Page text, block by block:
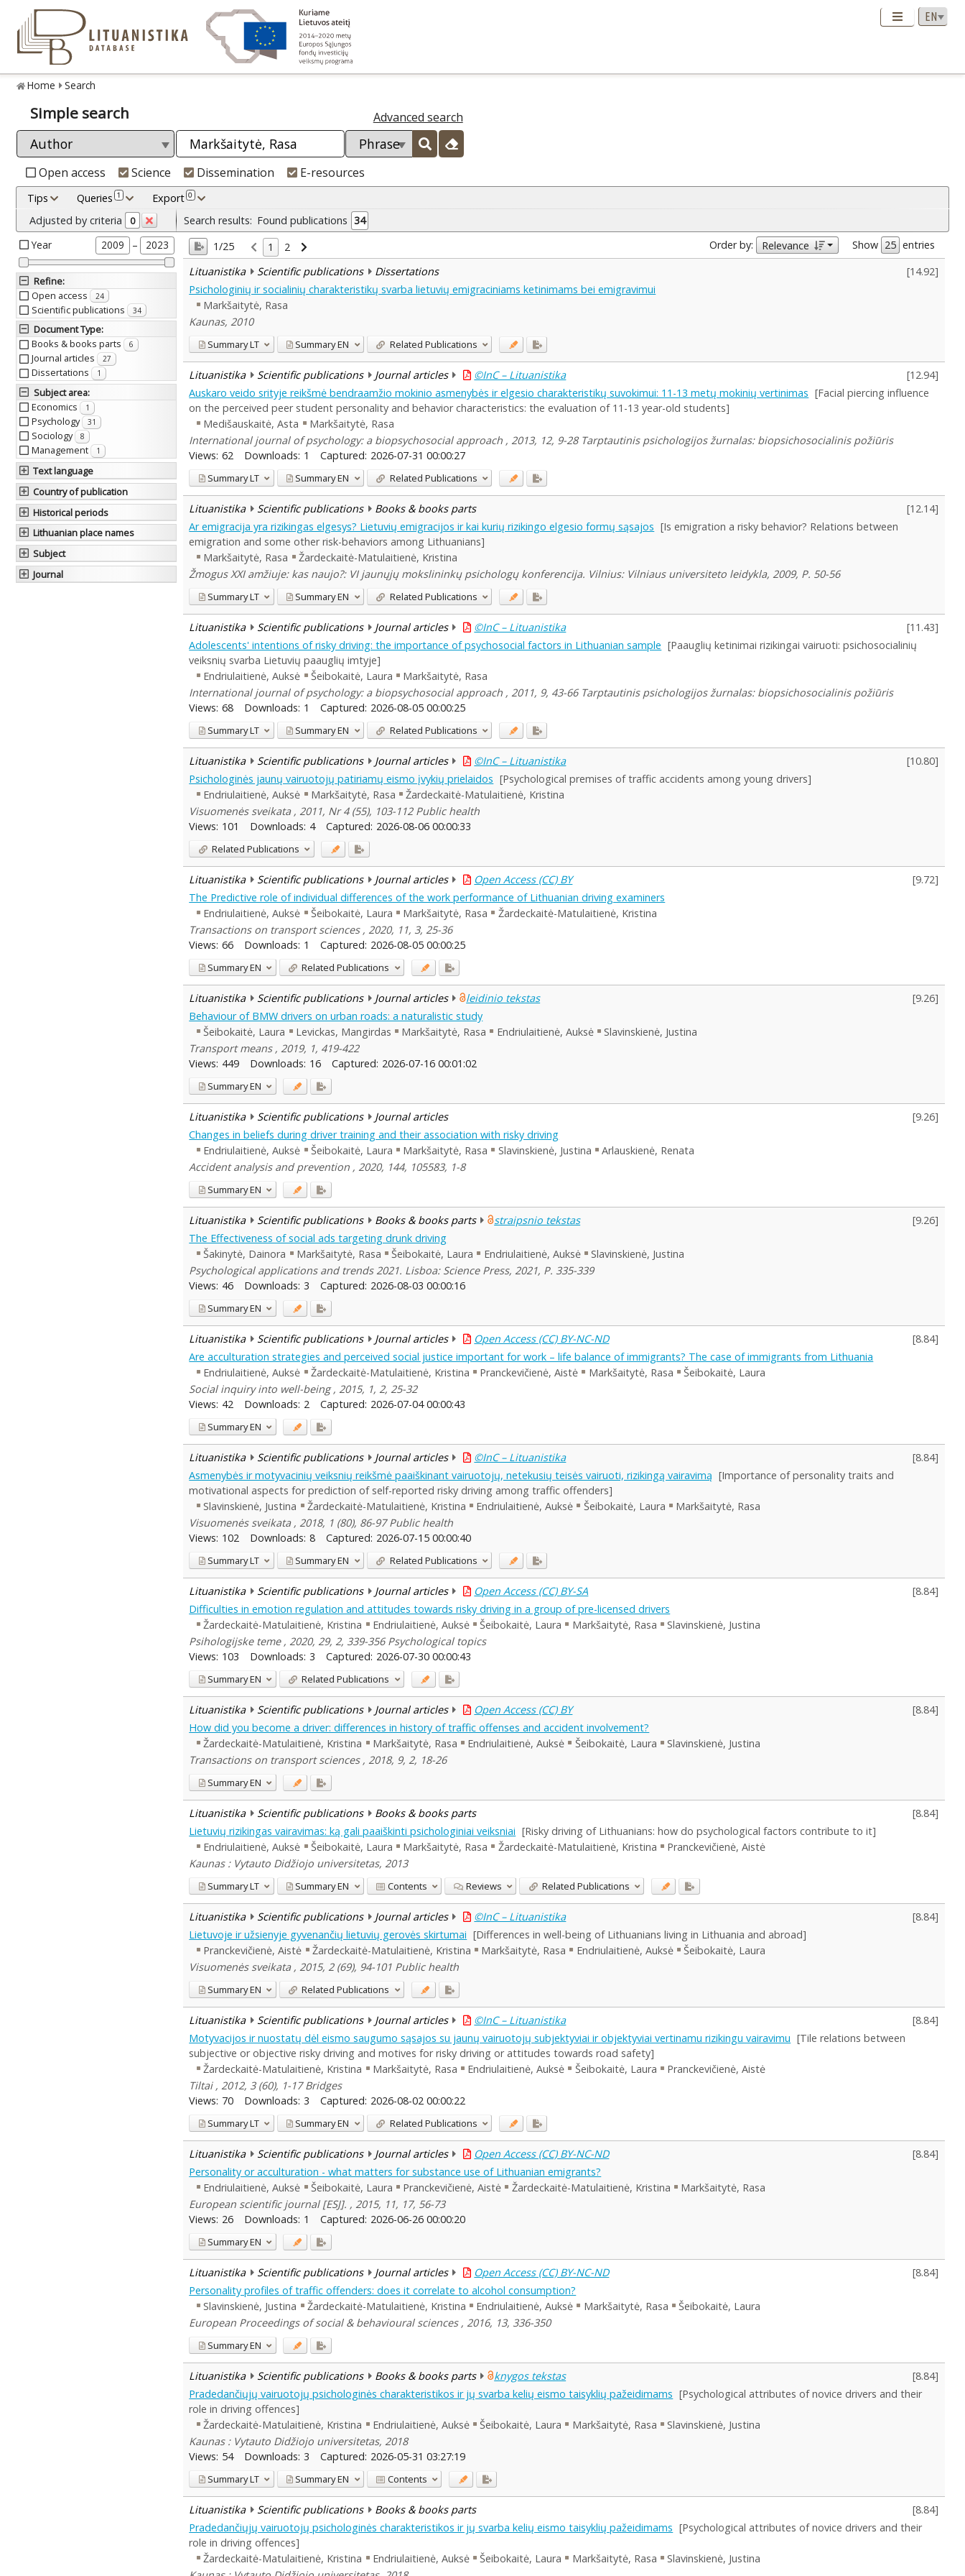
Home Search
Simple search Advanced search
Open access Science Dissemination E-resources
Tips Queries 1 Export 0
Adjusted by criteria 0
Year 2009 – 2023
Refine:
Open access
24
Scientific publications 34
Document Type:
Books & books parts
6
Journal articles 27
Dissertations 1
Subject area:
Economics
1
Psychology 31
Sociology 8
Management 1
Text language
Country of publication
Historical periods
Lithuanian place names
Subject
Journal
Search results: Found publications 34
1/25
1 2 Order by: Relevance Show
entries
Lituanistika
Scientific publications Dissertations [14.92]
Psichologinių ir socialinių charakteristikų svarba lietuvių emigraciniams ketinimams bei emigravimui
Markšaitytė, Rasa
Kaunas, 2010
SummaryLT SummaryEN Related Publications
Lituanistika Scientific publications Journal articles ©InC – Lituanistika [12.94]
Auskaro veido srityje reikšmė bendraamžio mokinio asmenybės ir elgesio charakteristikų suvokimui: 11-13 metų mokinių vertinimas [Facial piercing influence
on the perceived peer student personality and behavior characteristics: the evaluation of 11-13 year-old students]
Medišauskaitė, Asta
Markšaitytė, Rasa
International journal of psychology: a biopsychosocial approach , 2013, 12, 9-28 Tarptautinis psichologijos žurnalas: biopsichosocialinis požiūris
Views: 62 Downloads: 1 Captured: 2026-07-31 00:00:27
SummaryLT SummaryEN Related Publications
Lituanistika Scientific publications Books & books parts [12.14]
Ar emigracija yra rizikingas elgesys? Lietuvių emigracijos ir kai kurių rizikingo elgesio formų sąsajos [Is emigration a risky behavior? Relations between
emigration and some other risk-behaviors among Lithuanians]
Markšaitytė, Rasa
Žardeckaitė-Matulaitienė, Kristina
Žmogus XXI amžiuje: kas naujo?: VI jaunųjų mokslininkų psichologų konferencija. Vilnius: Vilniaus universiteto leidykla, 2009, P. 50-56
SummaryLT SummaryEN Related Publications
Lituanistika Scientific publications Journal articles ©InC – Lituanistika [11.43]
Adolescents' intentions of risky driving: the importance of psychosocial factors in Lithuanian sample [Paauglių ketinimai rizikingai vairuoti: psichosocialinių
veiksnių svarba Lietuvių paauglių imtyje]
Endriulaitienė, Auksė
Šeibokaitė, Laura
Markšaitytė, Rasa
International journal of psychology: a biopsychosocial approach , 2011, 9, 43-66 Tarptautinis psichologijos žurnalas: biopsichosocialinis požiūris
Views: 68 Downloads: 1 Captured: 2026-08-05 00:00:25
SummaryLT SummaryEN Related Publications
Lituanistika Scientific publications Journal articles ©InC – Lituanistika [10.80]
Psichologinės jaunų vairuotojų patiriamų eismo įvykių prielaidos [Psychological premises of traffic accidents among young drivers]
Endriulaitienė, Auksė
Markšaitytė, Rasa
Žardeckaitė-Matulaitienė, Kristina
Visuomenės sveikata , 2011, Nr 4 (55), 103-112 Public health
Views: 101 Downloads: 4 Captured: 2026-08-06 00:00:33
Related Publications
Lituanistika Scientific publications Journal articles Open Access (CC) BY [9.72]
The Predictive role of individual differences of the work performance of Lithuanian driving examiners
Endriulaitienė, Auksė
Šeibokaitė, Laura Markšaitytė, Rasa
Žardeckaitė-Matulaitienė, Kristina
Transactions on transport sciences , 2020, 11, 3, 25-36
Views: 66 Downloads: 1 Captured: 2026-08-05 00:00:25
SummaryEN Related Publications
Lituanistika Scientific publications Journal articles leidinio tekstas [9.26]
Behaviour of BMW drivers on urban roads: a naturalistic study
Šeibokaitė, Laura
Levickas, Mangirdas Markšaitytė, Rasa Endriulaitienė, Auksė
Slavinskienė, Justina
Transport means , 2019, 1, 419-422
Views: 449 Downloads: 16 Captured: 2026-07-16 00:01:02
SummaryEN
Lituanistika Scientific publications Journal articles [9.26]
Changes in beliefs during driver training and their association with risky driving
Endriulaitienė, Auksė
Šeibokaitė, Laura Markšaitytė, Rasa Slavinskienė, Justina
Arlauskienė, Renata
Accident analysis and prevention , 2020, 144, 105583, 1-8
SummaryEN
Lituanistika Scientific publications Books & books parts straipsnio tekstas [9.26]
The Effectiveness of social ads targeting drunk driving
Šakinytė, Dainora
Markšaitytė, Rasa Šeibokaitė, Laura Endriulaitienė, Auksė
Slavinskienė, Justina
Psychological applications and trends 2021. Lisboa: Science Press, 2021, P. 335-339
Views: 46 Downloads: 3 Captured: 2026-08-03 00:00:16
SummaryEN
Lituanistika Scientific publications Journal articles Open Access (CC) BY-NC-ND [8.84]
Are acculturation strategies and perceived social justice important for work – life balance of immigrants? The case of immigrants from Lithuania
Endriulaitienė, Auksė
Žardeckaitė-Matulaitienė, Kristina Pranckevičienė, Aistė Markšaitytė, Rasa
Šeibokaitė, Laura
Social inquiry into well-being , 2015, 1, 2, 25-32
Views: 42 Downloads: 2 Captured: 2026-07-04 00:00:43
SummaryEN
Lituanistika Scientific publications Journal articles ©InC – Lituanistika [8.84]
Asmenybės ir motyvacinių veiksnių reikšmė paaiškinant vairuotojų, netekusių teisės vairuoti, rizikingą vairavimą [Importance of personality traits and
motivational aspects for prediction of self-reported risky driving among traffic offenders]
Slavinskienė, Justina
Žardeckaitė-Matulaitienė, Kristina Endriulaitienė, Auksė Šeibokaitė, Laura
Markšaitytė, Rasa
Visuomenės sveikata , 2018, 1 (80), 86-97 Public health
Views: 102 Downloads: 8 Captured: 2026-07-15 00:00:40
SummaryLT SummaryEN Related Publications
Lituanistika Scientific publications Journal articles Open Access (CC) BY-SA [8.84]
Difficulties in emotion regulation and attitudes towards risky driving in a group of pre-licensed drivers
Žardeckaitė-Matulaitienė, Kristina
Endriulaitienė, Auksė Šeibokaitė, Laura Markšaitytė, Rasa
Slavinskienė, Justina
Psihologijske teme , 2020, 29, 2, 339-356 Psychological topics
Views: 103 Downloads: 3 Captured: 2026-07-30 00:00:43
SummaryEN Related Publications
Lituanistika Scientific publications Journal articles Open Access (CC) BY [8.84]
How did you become a driver: differences in history of traffic offenses and accident involvement?
Žardeckaitė-Matulaitienė, Kristina
Markšaitytė, Rasa Endriulaitienė, Auksė Šeibokaitė, Laura
Slavinskienė, Justina
Transactions on transport sciences , 2018, 9, 2, 18-26
SummaryEN
Lituanistika Scientific publications Books & books parts [8.84]
Lietuvių rizikingas vairavimas: ką gali paaiškinti psichologiniai veiksniai [Risky driving of Lithuanians: how do psychological factors contribute to it]
Endriulaitienė, Auksė
Šeibokaitė, Laura Markšaitytė, Rasa Žardeckaitė-Matulaitienė, Kristina
Pranckevičienė, Aistė
Kaunas : Vytauto Didžiojo universitetas, 2013
SummaryLT SummaryEN Contents Reviews Related Publications
Lituanistika Scientific publications Journal articles ©InC – Lituanistika [8.84]
Lietuvoje ir užsienyje gyvenančių lietuvių gerovės skirtumai [Differences in well-being of Lithuanians living in Lithuania and abroad]
Pranckevičienė, Aistė
Žardeckaitė-Matulaitienė, Kristina Markšaitytė, Rasa Endriulaitienė, Auksė
Šeibokaitė, Laura
Visuomenės sveikata , 2015, 2 (69), 94-101 Public health
SummaryEN Related Publications
Lituanistika Scientific publications Journal articles ©InC – Lituanistika [8.84]
Motyvacijos ir nuostatų dėl eismo saugumo sąsajos su jaunų vairuotojų subjektyviai ir objektyviai vertinamu rizikingu vairavimu [Tile relations between
subjective or objective risky driving and motives for risky driving or attitudes towards road safety]
Žardeckaitė-Matulaitienė, Kristina
Markšaitytė, Rasa Endriulaitienė, Auksė Šeibokaitė, Laura
Pranckevičienė, Aistė
Tiltai , 2012, 3 (60), 1-17 Bridges
Views: 70 Downloads: 3 Captured: 2026-08-02 00:00:22
SummaryLT SummaryEN Related Publications
Lituanistika Scientific publications Journal articles Open Access (CC) BY-NC-ND [8.84]
Personality or acculturation - what matters for substance use of Lithuanian emigrants?
Endriulaitienė, Auksė
Šeibokaitė, Laura Pranckevičienė, Aistė Žardeckaitė-Matulaitienė, Kristina
Markšaitytė, Rasa
European scientific journal [ESJ]. , 2015, 11, 17, 56-73
Views: 26 Downloads: 1 Captured: 2026-06-26 00:00:20
SummaryEN
Lituanistika Scientific publications Journal articles Open Access (CC) BY-NC-ND [8.84]
Personality profiles of traffic offenders: does it correlate to alcohol consumption?
Slavinskienė, Justina
Žardeckaitė-Matulaitienė, Kristina Endriulaitienė, Auksė Markšaitytė, Rasa
Šeibokaitė, Laura
European Proceedings of social & behavioural sciences , 2016, 13, 336-350
SummaryEN
Lituanistika Scientific publications Books & books parts knygos tekstas [8.84]
Pradedančiųjų vairuotojų psichologinės charakteristikos ir jų svarba kelių eismo taisyklių pažeidimams [Psychological attributes of novice drivers and their
role in driving offences]
Žardeckaitė-Matulaitienė, Kristina
Endriulaitienė, Auksė Šeibokaitė, Laura Markšaitytė, Rasa
Slavinskienė, Justina
Kaunas : Vytauto Didžiojo universitetas, 2018
Views: 54 Downloads: 3 Captured: 2026-05-31 03:27:19
SummaryLT SummaryEN Contents
Lituanistika Scientific publications Books & books parts [8.84]
Pradedančiųjų vairuotojų psichologinės charakteristikos ir jų svarba kelių eismo taisyklių pažeidimams [Psychological attributes of novice drivers and their
role in driving offences]
Žardeckaitė-Matulaitienė, Kristina
Endriulaitienė, Auksė Šeibokaitė, Laura Markšaitytė, Rasa
Slavinskienė, Justina